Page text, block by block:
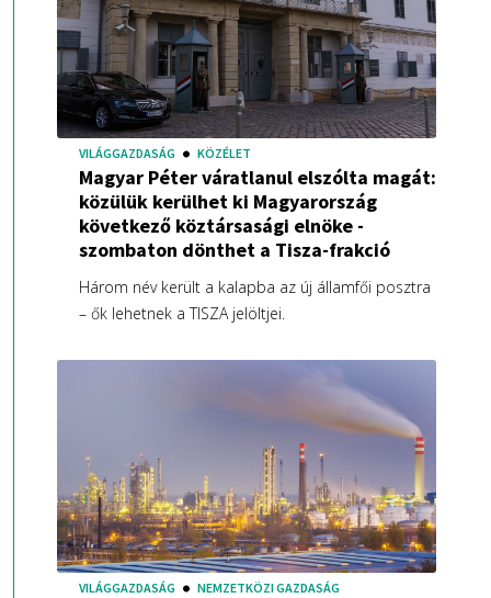
VILÁGGAZDASÁG KÖZÉLET
Magyar Péter váratlanul elszólta magát:
közülük kerülhet ki Magyarország
következő köztársasági elnöke -
szombaton dönthet a Tisza-frakció
Három név került a kalapba az új államfői posztra
– ők lehetnek a TISZA jelöltjei.
VILÁGGAZDASÁG NEMZETKÖZI GAZDASÁG